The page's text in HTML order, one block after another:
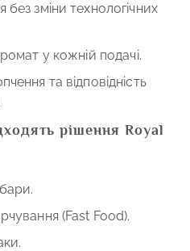
зміни технологічних
у кожній подачі.
та відповідність
рішення Royal
(Fast Food).